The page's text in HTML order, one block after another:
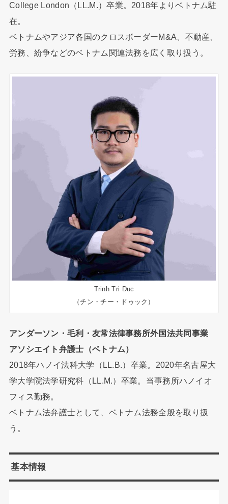
College London（LL.M.）卒業。2018年よりベトナム駐
在。
ベトナムやアジア各国のクロスボーダーM&A、不動産、
労務、紛争などのベトナム関連法務を広く取り扱う。
Trinh Tri Duc
（チン・チー・ドゥック）
アンダーソン・毛利・友常法律事務所外国法共同事業
アソシエイト弁護士（ベトナム）
2018年ハノイ法科大学（LL.B.）卒業。2020年名古屋大
学大学院法学研究科（LL.M.）卒業。当事務所ハノイオ
フィス勤務。
ベトナム法弁護士として、ベトナム法務全般を取り扱
う。
基本情報